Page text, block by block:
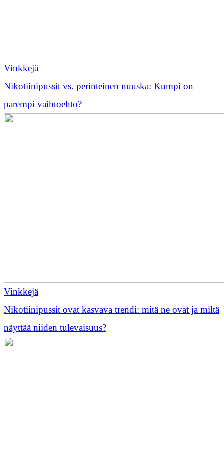
Vinkkejä
Nikotiinipussit vs. perinteinen nuuska: Kumpi on
parempi vaihtoehto?
Vinkkejä
Nikotiinipussit ovat kasvava trendi: mitä ne ovat ja miltä
näyttää niiden tulevaisuus?